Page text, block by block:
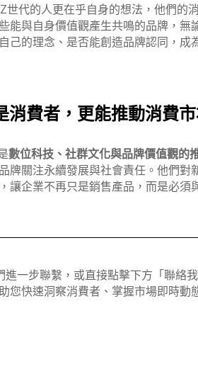
代的人更在乎自身的想法，他們的
能與自身價值觀產生共鳴的品牌，無
己的理念、是否能創造品牌認同，成
費者，更能推動消費
數位科技、社群文化與品牌價值觀的
牌關注永續發展與社會責任。他們對
讓企業不再只是銷售產品，而是必須
進一步聯繫，或直接點擊下方「聯絡我
您快速洞察消費者、掌握市場即時動